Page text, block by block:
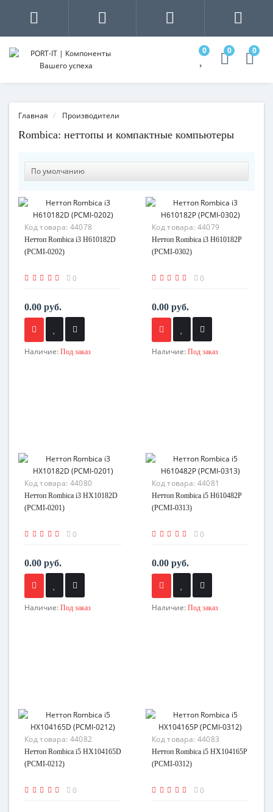
0 0 0
Главная Производители
Rombica: неттопы и компактные компьютеры
Код товара: 44078
Неттоп Rombica i3 H610182D
(PCMI-0202)
0
0.00 руб.
Наличие: Под заказ
Код товара: 44079
Неттоп Rombica i3 H610182P
(PCMI-0302)
0
0.00 руб.
Наличие: Под заказ
Код товара: 44080
Неттоп Rombica i3 HX10182D
(PCMI-0201)
0
0.00 руб.
Наличие: Под заказ
Код товара: 44081
Неттоп Rombica i5 H610482P
(PCMI-0313)
0
0.00 руб.
Наличие: Под заказ
Код товара: 44082
Неттоп Rombica i5 HX104165D
(PCMI-0212)
0
Код товара: 44083
Неттоп Rombica i5 HX104165P
(PCMI-0312)
0